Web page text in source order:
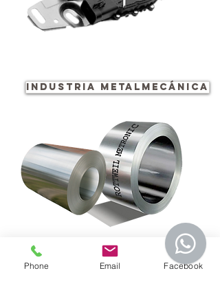
Industria metalmecánica
Phone Email Facebook